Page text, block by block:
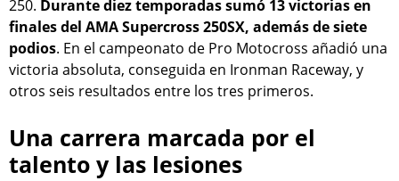
250. Durante diez temporadas sumó 13 victorias en
finales del AMA Supercross 250SX, además de siete
podios. En el campeonato de Pro Motocross añadió una
victoria absoluta, conseguida en Ironman Raceway, y
otros seis resultados entre los tres primeros.
Una carrera marcada por el
talento y las lesiones